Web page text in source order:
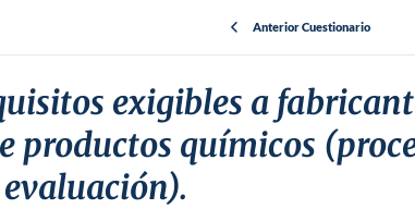
Anterior Cuestionario
exigibles a
productos químicos